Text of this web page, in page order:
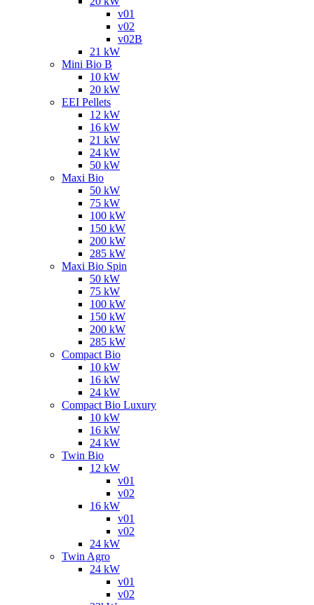
v01
v02
v02B
21 kW
Mini Bio B
10 kW
20 kW
EEI Pellets
12 kW
16 kW
21 kW
24 kW
50 kW
Maxi Bio
50 kW
75 kW
100 kW
150 kW
200 kW
285 kW
Maxi Bio Spin
50 kW
75 kW
100 kW
150 kW
200 kW
285 kW
Compact Bio
10 kW
16 kW
24 kW
Compact Bio Luxury
10 kW
16 kW
24 kW
Twin Bio
12 kW
v01
v02
16 kW
v01
v02
24 kW
Twin Agro
24 kW
v01
v02